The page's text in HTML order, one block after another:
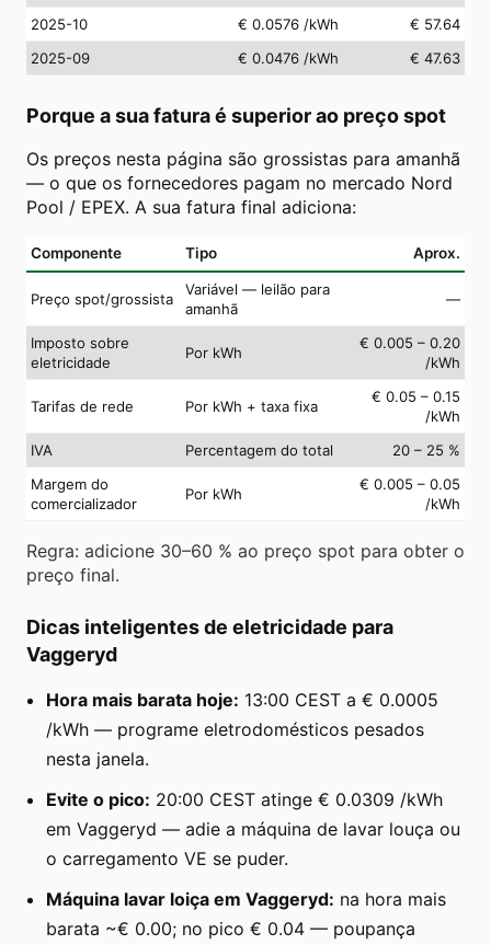
2025-10
€ 0.0576 /kWh
€ 57.64
2025-09
€ 0.0476 /kWh € 47.63
Porque a sua fatura é superior ao preço spot
Os preços nesta página são grossistas para amanhã
— o que os fornecedores pagam no mercado Nord
Pool / EPEX. A sua fatura final adiciona:
Componente Tipo Aprox.
Preço spot/grossista
Variável — leilão para
amanhã
—
Imposto sobre
eletricidade
Por kWh
€ 0.005 – 0.20
/kWh
Tarifas de rede Por kWh + taxa fixa
€ 0.05 – 0.15
/kWh
IVA
Percentagem do total
20 – 25 %
Margem do
comercializador
Por kWh
€ 0.005 – 0.05
/kWh
Regra: adicione 30–60 % ao preço spot para obter o
preço final.
Dicas inteligentes de eletricidade para
Vaggeryd
Hora mais barata hoje: 13:00 CEST a € 0.0005
/kWh — programe eletrodomésticos pesados
nesta janela.
Evite o pico: 20:00 CEST atinge € 0.0309 /kWh
em Vaggeryd — adie a máquina de lavar louça ou
o carregamento VE se puder.
Máquina lavar loiça em Vaggeryd: na hora mais
barata ~€ 0.00; no pico € 0.04 — poupança